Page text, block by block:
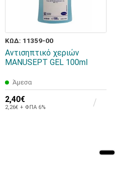
ΚΩΔ: 11359-00
Αντισηπτικό χεριών
MANUSEPT GEL 100ml
Άμεσα
2,40€
2,26€ + ΦΠΑ 6%